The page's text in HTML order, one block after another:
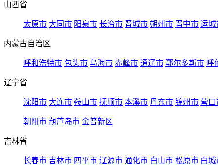
山西省
太原市 大同市 阳泉市 长治市 晋城市 朔州市 晋中市 运城
内蒙古自治区
呼和浩特市 包头市 乌海市 赤峰市 通辽市 鄂尔多斯市 呼
辽宁省
沈阳市 大连市 鞍山市 抚顺市 本溪市 丹东市 锦州市 营口
朝阳市 葫芦岛市 金普新区
吉林省
长春市 吉林市 四平市 辽源市 通化市 白山市 松原市 白城